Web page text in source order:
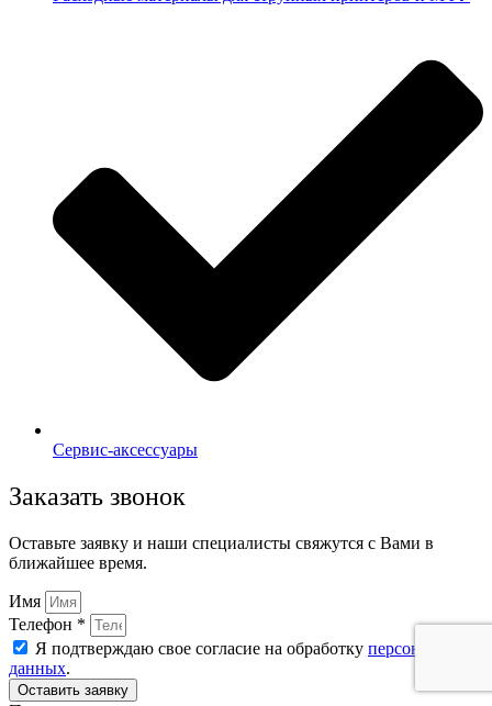
Сервис-аксессуары
Заказать звонок
Оставьте заявку и наши специалисты свяжутся с Вами в
ближайшее время.
Имя
Телефон *
Я подтверждаю свое согласие на обработку персональных
данных.
Оставить заявку